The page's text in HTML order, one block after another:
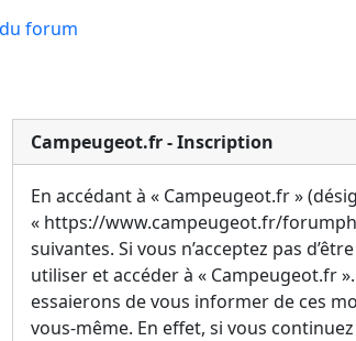
forum
Campeugeot.fr - Inscription
En accédant à « Campeugeot.fr »
« https://www.campeugeot.fr/
suivantes. Si vous n’acceptez pas
utiliser et accéder à « Campeugeot.fr
essaierons de vous informer de ces
vous-même. En effet, si vous